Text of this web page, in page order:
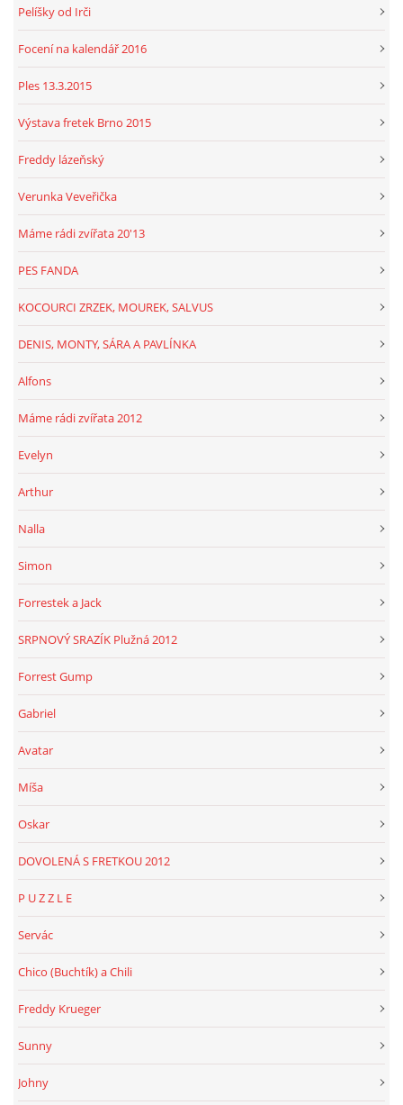
Pelíšky od Irči
Focení na kalendář 2016
Ples 13.3.2015
Výstava fretek Brno 2015
Freddy lázeňský
Verunka Veveřička
Máme rádi zvířata 20'13
PES FANDA
KOCOURCI ZRZEK, MOUREK, SALVUS
DENIS, MONTY, SÁRA A PAVLÍNKA
Alfons
Máme rádi zvířata 2012
Evelyn
Arthur
Nalla
Simon
Forrestek a Jack
SRPNOVÝ SRAZÍK Plužná 2012
Forrest Gump
Gabriel
Avatar
Míša
Oskar
DOVOLENÁ S FRETKOU 2012
P U Z Z L E
Servác
Chico (Buchtík) a Chili
Freddy Krueger
Sunny
Johny